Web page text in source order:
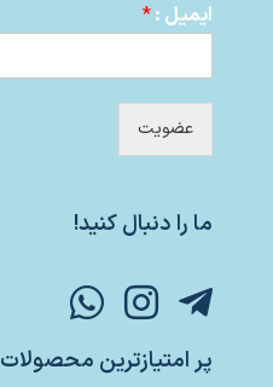
ایمیل :*
عضویت
ما را دنبال کنید!
پر امتیازترین محصولات